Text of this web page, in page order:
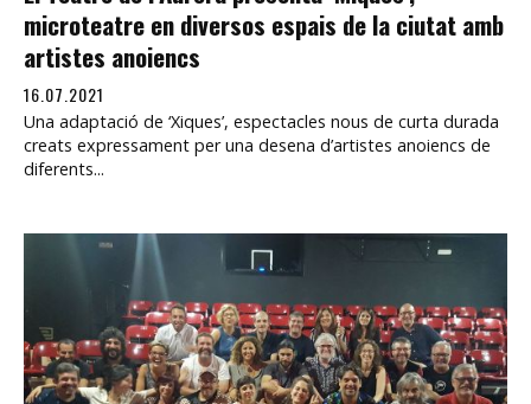
microteatre en diversos espais de la ciutat amb
artistes anoiencs
16.07.2021
Una adaptació de ‘Xiques’, espectacles nous de curta durada
creats expressament per una desena d’artistes anoiencs de
diferents...